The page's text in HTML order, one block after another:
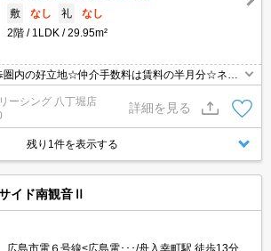
敷
なし 礼
なし
2階
1LDK 29.95m²
内の好立地☆仲介手数料は賃料の半月分☆ネッ
パーやコンビニがありお買い物も便利な立地で
ボックスなど人気の設備そろってます☆彡
ーシング 八丁堀店
詳細を見る
残り1件を表示する
イド南観音Ⅱ
広島市電６号線<広島電･･･/舟入幸町駅 徒歩13分